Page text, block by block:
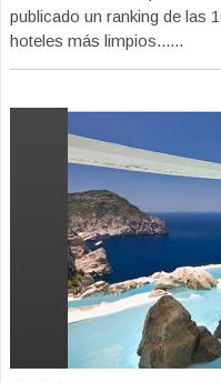
publicado un ranking de las
hoteles más limpios......